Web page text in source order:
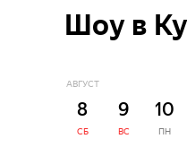
Шоу в
АВГУСТ
8
СБ
9
ВС
10
ПН